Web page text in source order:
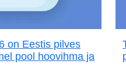
on Eestis pilves
pool hoovihma ja